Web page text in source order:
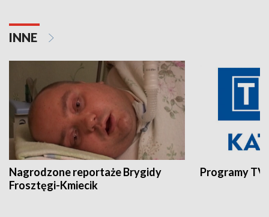
INNE
Nagrodzone reportaże Brygidy
Frosztęgi-Kmiecik
Programy